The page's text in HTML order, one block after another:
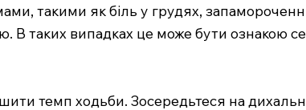
такими як біль у грудях,
В таких випадках це може бути ознакою
темп ходьби. Зосередьтеся на